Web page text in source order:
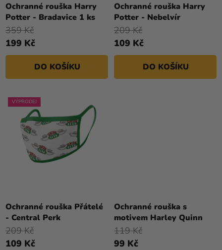
Ů
Ochranné rouška Harry
Potter - Bradavice 1 ks
199 Kč
359 Kč
DO KOŠÍKU
Ochranné rouška Harry
Potter - Nebelvír
109 Kč
209 Kč
DO KOŠÍKU
VÝPRODEJ
Ochranné rouška Přátelé
- Central Perk
109 Kč
209 Kč
Ochranné rouška s
motivem Harley Quinn
99 Kč
119 Kč